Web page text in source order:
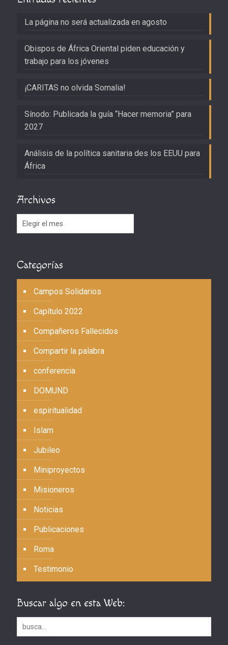
La página no será actualizada en agosto
Obispos de África Oriental piden educación y
trabajo para los jóvenes
¡CARITAS no olvida Somalia!
Sínodo: Publicada la guía “Hacer memoria” para
2027
Análisis de la política sanitaria des los EEUU para
África
Archivos
Archivos
Categorías
Campos Solidarios
Capítulo 2022
Compañeros Fallecidos
Compartir la palabra
conferencia
DOMUND
espiritualidad
Islam
Jubileo
Miniproyectos
Misioneros
Noticias
Publicaciones
Roma
Testimonio
Buscar algo en esta Web: